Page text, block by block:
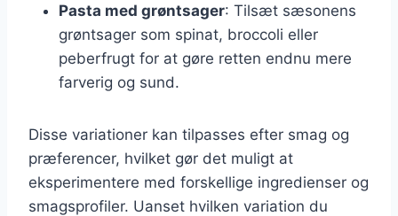
Pasta med grøntsager: Tilsæt sæsonens
grøntsager som spinat, broccoli eller
peberfrugt for at gøre retten endnu mere
farverig og sund.
Disse variationer kan tilpasses efter smag og
præferencer, hvilket gør det muligt at
eksperimentere med forskellige ingredienser og
smagsprofiler. Uanset hvilken variation du